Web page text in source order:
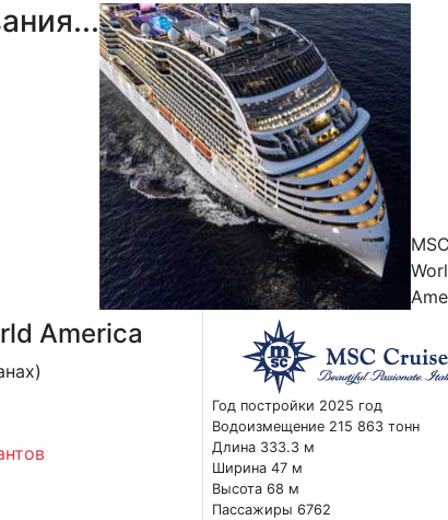
MSC
America
Год постройки 2025 год
Водоизмещение 215 863 тонн
Длина 333.3 м
Ширина 47 м
Высота 68 м
Пассажиры 6762